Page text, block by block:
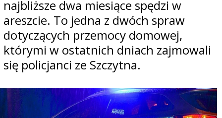
najbliższe dwa miesiące spędzi w
areszcie. To jedna z dwóch spraw
dotyczących przemocy domowej,
którymi w ostatnich dniach zajmowali
się policjanci ze Szczytna.